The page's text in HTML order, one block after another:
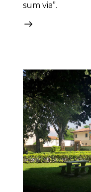
sum via”.